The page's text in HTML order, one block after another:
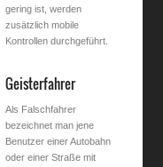
gering ist, werden
zusätzlich mobile
Kontrollen durchgeführt.
Geisterfahrer
Als Falschfahrer
bezeichnet man jene
Benutzer einer Autobahn
oder einer Straße mit